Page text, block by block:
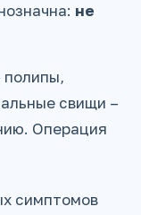
не
полипы,
свищи –
Операция
симптомов